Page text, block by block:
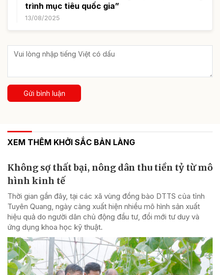
trình mục tiêu quốc gia”
13/08/2025
Gửi bình luận
XEM THÊM KHỞI SẮC BẢN LÀNG
Không sợ thất bại, nông dân thu tiền tỷ từ mô
hình kinh tế
Thời gian gần đây, tại các xã vùng đồng bào DTTS của tỉnh
Tuyên Quang, ngày càng xuất hiện nhiều mô hình sản xuất
hiệu quả do người dân chủ động đầu tư, đổi mới tư duy và
ứng dụng khoa học kỹ thuật.